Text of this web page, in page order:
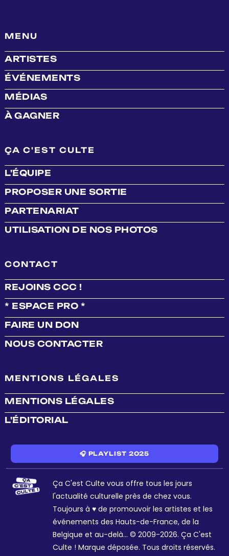
MENU
ARTISTES
ÉVÉNEMENTS
MÉDIAS
À GAGNER
ÇA C'EST CULTE
L'ÉQUIPE
PROPOSER UNE SORTIE
PARTENARIAT
UTILISATION DE NOS PHOTOS
CONTACT
REJOINS CCC !
* ESPACE PRO *
FAIRE UN DON
NOUS CONTACTER
MENTIONS LÉGALES
MENTIONS LÉGALES
L'ÉDITORIAL
🎧 PLAYLIST 2025
Ça C'est Culte vous offre tous les jours
l'actualité culturelle près de chez vous.
Toujours à ♥ de promouvoir les artistes et les
événements des Hauts-de-France, de la
Belgique et au-delà... © 2009-2026. Ça C'est
Culte ! Marque déposée. Tous droits réservés.